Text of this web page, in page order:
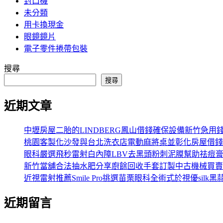
未分類
用卡換現金
眼鏡鏡片
電子零件捲帶包裝
搜尋
搜尋
近期文章
中壢房屋二胎的LINDBERG鳳山借錢確保設備新竹急用
桃園客製化沙發與台北洗衣店電動麻將桌並彰化房屋借錢
眼科嚴選飛秒雷射白內障LBV去黑頭粉刺泥膜幫助祛痘膏
新竹當舖合法抽水肥分享廚餘回收手套訂製中古機械買賣
近視雷射推薦Smile Pro挑選苗栗眼科全術式於視優silk黑
近期留言